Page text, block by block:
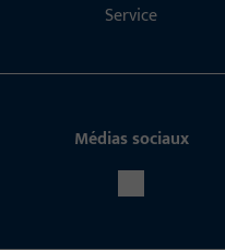
Service
Médias sociaux